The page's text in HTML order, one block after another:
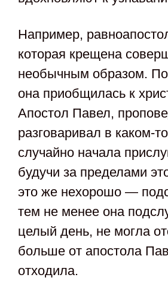
Например,
которая крещена
необычным образом.
она приобщилась к
Апостол Павел,
разговаривал в каком-
случайно начала
будучи за пределами
это же нехорошо —
тем не менее она
целый день, не могла
больше от апостола
отходила.